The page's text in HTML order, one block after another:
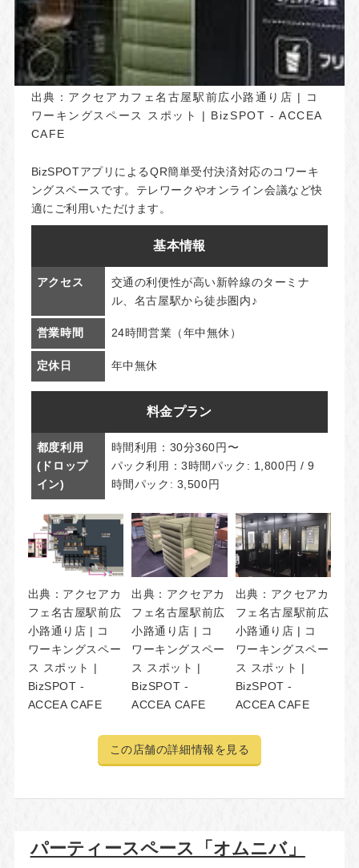
出典： アクセアカフェ名古屋駅前広小路通り店 | コ
ワーキングスペース スポット | BizSPOT - ACCEA
CAFE
BizSPOTアプリによるQR簡単受付決済対応のコワーキ
ングスペースです。テレワークやオンライン会議など快
適にご利用いただけます。
基本情報
アクセス
交通の利便性が高い新幹線のターミナ
ル、名古屋駅から徒歩圏内♪
営業時間 24時間営業（年中無休）
定休日 年中無休
料金プラン
都度利用
(ドロップ
イン)
時間利用：30分360円〜
パック利用：3時間パック: 1,800円 / 9
時間パック: 3,500円
出典： アクセアカ
フェ名古屋駅前広
小路通り店 | コ
ワーキングスペー
ス スポット |
BizSPOT -
ACCEA CAFE
出典： アクセアカ
フェ名古屋駅前広
小路通り店 | コ
ワーキングスペー
ス スポット |
BizSPOT -
ACCEA CAFE
出典： アクセアカ
フェ名古屋駅前広
小路通り店 | コ
ワーキングスペー
ス スポット |
BizSPOT -
ACCEA CAFE
この店舗の詳細情報を見る
パーティースペース「オムニバ」